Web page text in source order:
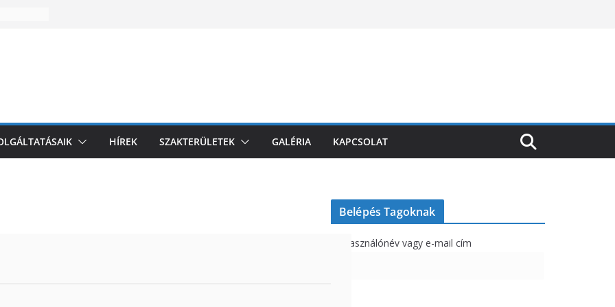
EU-
HÍREK SZAKTERÜLETEK GALÉRIA KAPCSOLAT
Belépés Tagoknak
Felhasználónév vagy e-mail cím